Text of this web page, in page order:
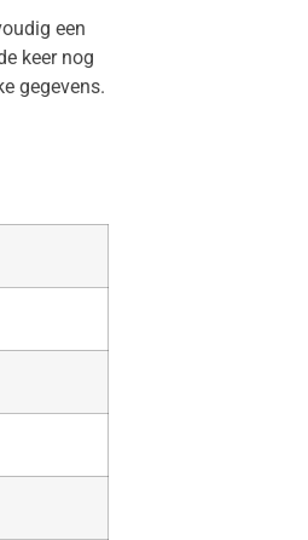
een
keer nog
gegevens.